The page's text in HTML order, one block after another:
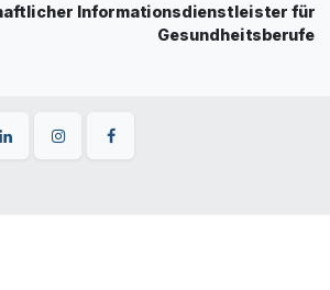
Informationsdienstleister für
Gesundheitsberufe